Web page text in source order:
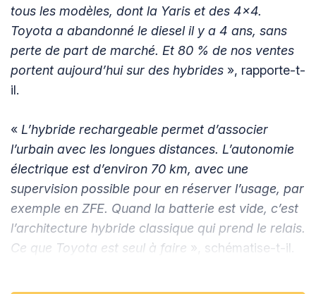
tous les modèles, dont la Yaris et des 4x4.
Toyota a abandonné le diesel il y a 4 ans, sans
perte de part de marché. Et 80 % de nos ventes
portent aujourd’hui sur des hybrides », rapporte-t-
il.
« L’hybride rechargeable permet d’associer
l’urbain avec les longues distances. L’autonomie
électrique est d’environ 70 km, avec une
supervision possible pour en réserver l’usage, par
exemple en ZFE. Quand la batterie est vide, c’est
l’architecture hybride classique qui prend le relais.
Ce que Toyota est seul à faire », schématise-t-il.